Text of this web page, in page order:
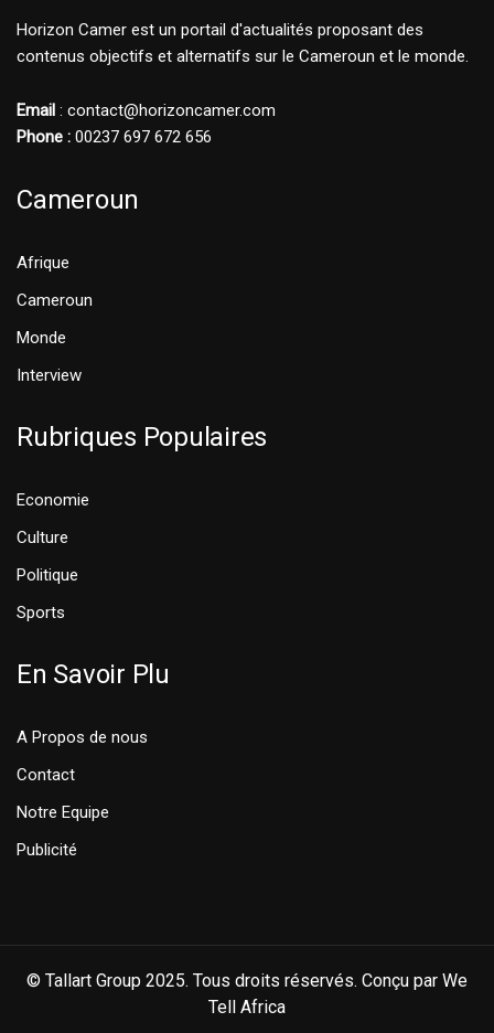
Horizon Camer est un portail d'actualités proposant des
contenus objectifs et alternatifs sur le Cameroun et le monde.
Email : contact@horizoncamer.com
Phone : 00237 697 672 656
Cameroun
Afrique
Cameroun
Monde
Interview
Rubriques Populaires
Economie
Culture
Politique
Sports
En Savoir Plu
A Propos de nous
Contact
Notre Equipe
Publicité
© Tallart Group 2025. Tous droits réservés. Conçu par We
Tell Africa